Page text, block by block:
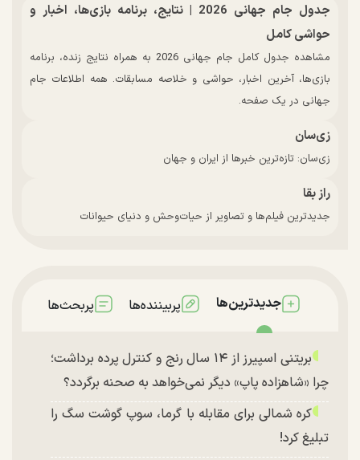
جدول جام جهانی 2026 | نتایج، برنامه بازی‌ها، اخبار و
حواشی کامل
مشاهده جدول کامل جام جهانی 2026 به همراه نتایج زنده، برنامه
بازی‌ها، آخرین اخبار، حواشی و خلاصه مسابقات. همه اطلاعات جام
جهانی در یک صفحه.
زی‌سان
زی‌سان: تازه‌ترین خبرها از ایران و جهان
راز بقا
جدیدترین فیلم‌ها و تصاویر از حیات‌وحش و دنیای حیوانات
جدیدترین‌ها پربیننده‌ها پربحث‌ها
بریتنی اسپیرز از ۱۴ سال رنج و کنترل پرده برداشت؛
چرا «شاهزاده پاپ» دیگر نمی‌خواهد به صحنه برگردد؟
کره شمالی برای مقابله با گرما، سوپ گوشت سگ را
تبلیغ کرد!